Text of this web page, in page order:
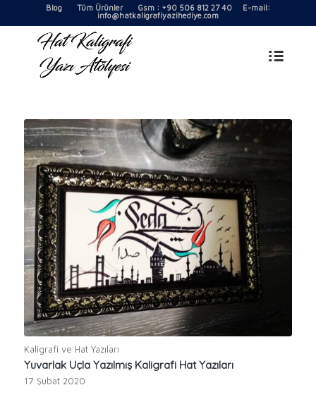
Blog Tüm ÜrünlerGsm : +90 506 812 27 40 E-mail:
info@hatkaligrafiyazihediye.com
Kaligrafi ve Hat Yazıları
Yuvarlak Uçla Yazılmış Kaligrafi Hat Yazıları
17 Şubat 2020